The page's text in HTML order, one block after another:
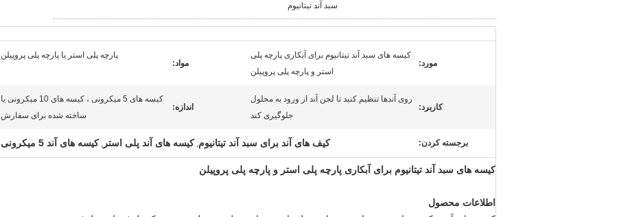
سبد آند تیتانیوم
مورد:
کیسه های سبد آند تیتانیوم برای آبکاری پارچه پلی
استر و پارچه پلی پروپیلن
مواد:
پارچه پلی استر یا پارچه پلی پروپیلن
کاربرد:
روی آندها تنظیم کنید تا لجن آند از ورود به محلول
جلوگیری کند
اندازه:
کیسه های 5 میکرونی ، کیسه های 10 میکرونی یا
ساخته شده برای سفارش
برجسته کردن: کیف های آند برای سبد آند تیتانیوم, کیسه های آند پلی استر , کیسه های آند 5 میکرونی
کیسه های سبد آند تیتانیوم برای آبکاری پارچه پلی استر و پارچه پلی پروپیلن
اطلاعات محصول